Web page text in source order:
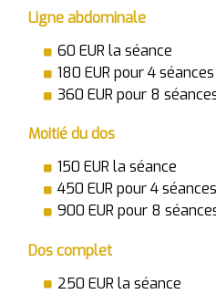
Ligne abdominale
60 EUR la séance
180 EUR pour 4
360 EUR pour 8
Moitié du dos
150 EUR la séance
450 EUR pour 4
900 EUR pour 8
Dos complet
250 EUR la séance